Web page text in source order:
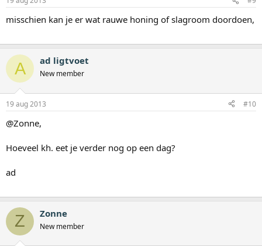
misschien kan je er wat rauwe honing of slagroom doordoen,
A ad ligtvoet
New member
19 aug 2013 #10
@Zonne,
Hoeveel kh. eet je verder nog op een dag?
ad
Z Zonne
New member